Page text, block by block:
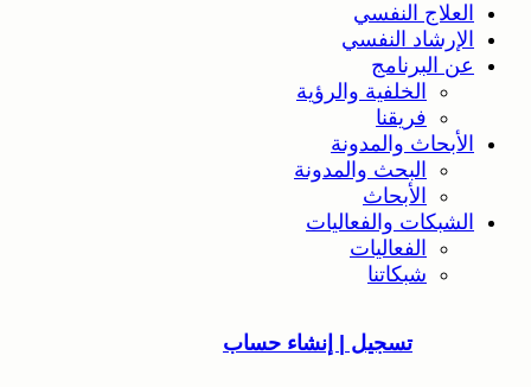
العلاج النفسي
الإرشاد النفسي
عن البرنامج
الخلفية والرؤية
فريقنا
الأبحاث والمدونة
البحث والمدونة
الأبحاث
الشبكات والفعاليات
الفعاليات
شبكاتنا
تسجيل | إنشاء حساب